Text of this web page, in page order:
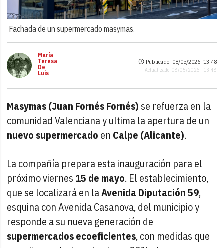
Fachada de un supermercado masymas.
María
Teresa
De
Luis
Publicado: 08/05/2026 ·13:48
Actualizado: 08/05/2026 · 13:48
Masymas (Juan Fornés Fornés) se refuerza en la
comunidad Valenciana y ultima la apertura de un
nuevo supermercado en Calpe (Alicante).
La compañía prepara esta inauguración para el
próximo viernes 15 de mayo. El establecimiento,
que se localizará en laAvenida Diputación 59,
esquina con Avenida Casanova, del municipio y
responde a su nueva generación de
supermercados ecoeficientes, con medidas que